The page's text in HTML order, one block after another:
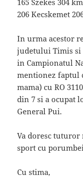
165 Szekes 304
206 Kecskemet
In urma acestor
judetului Timis si
in Campionatul
mentionez faptul
mama) cu RO
din 7 si a ocupat
General Pui.
Va doresc tuturor
sport cu
Cu stima,